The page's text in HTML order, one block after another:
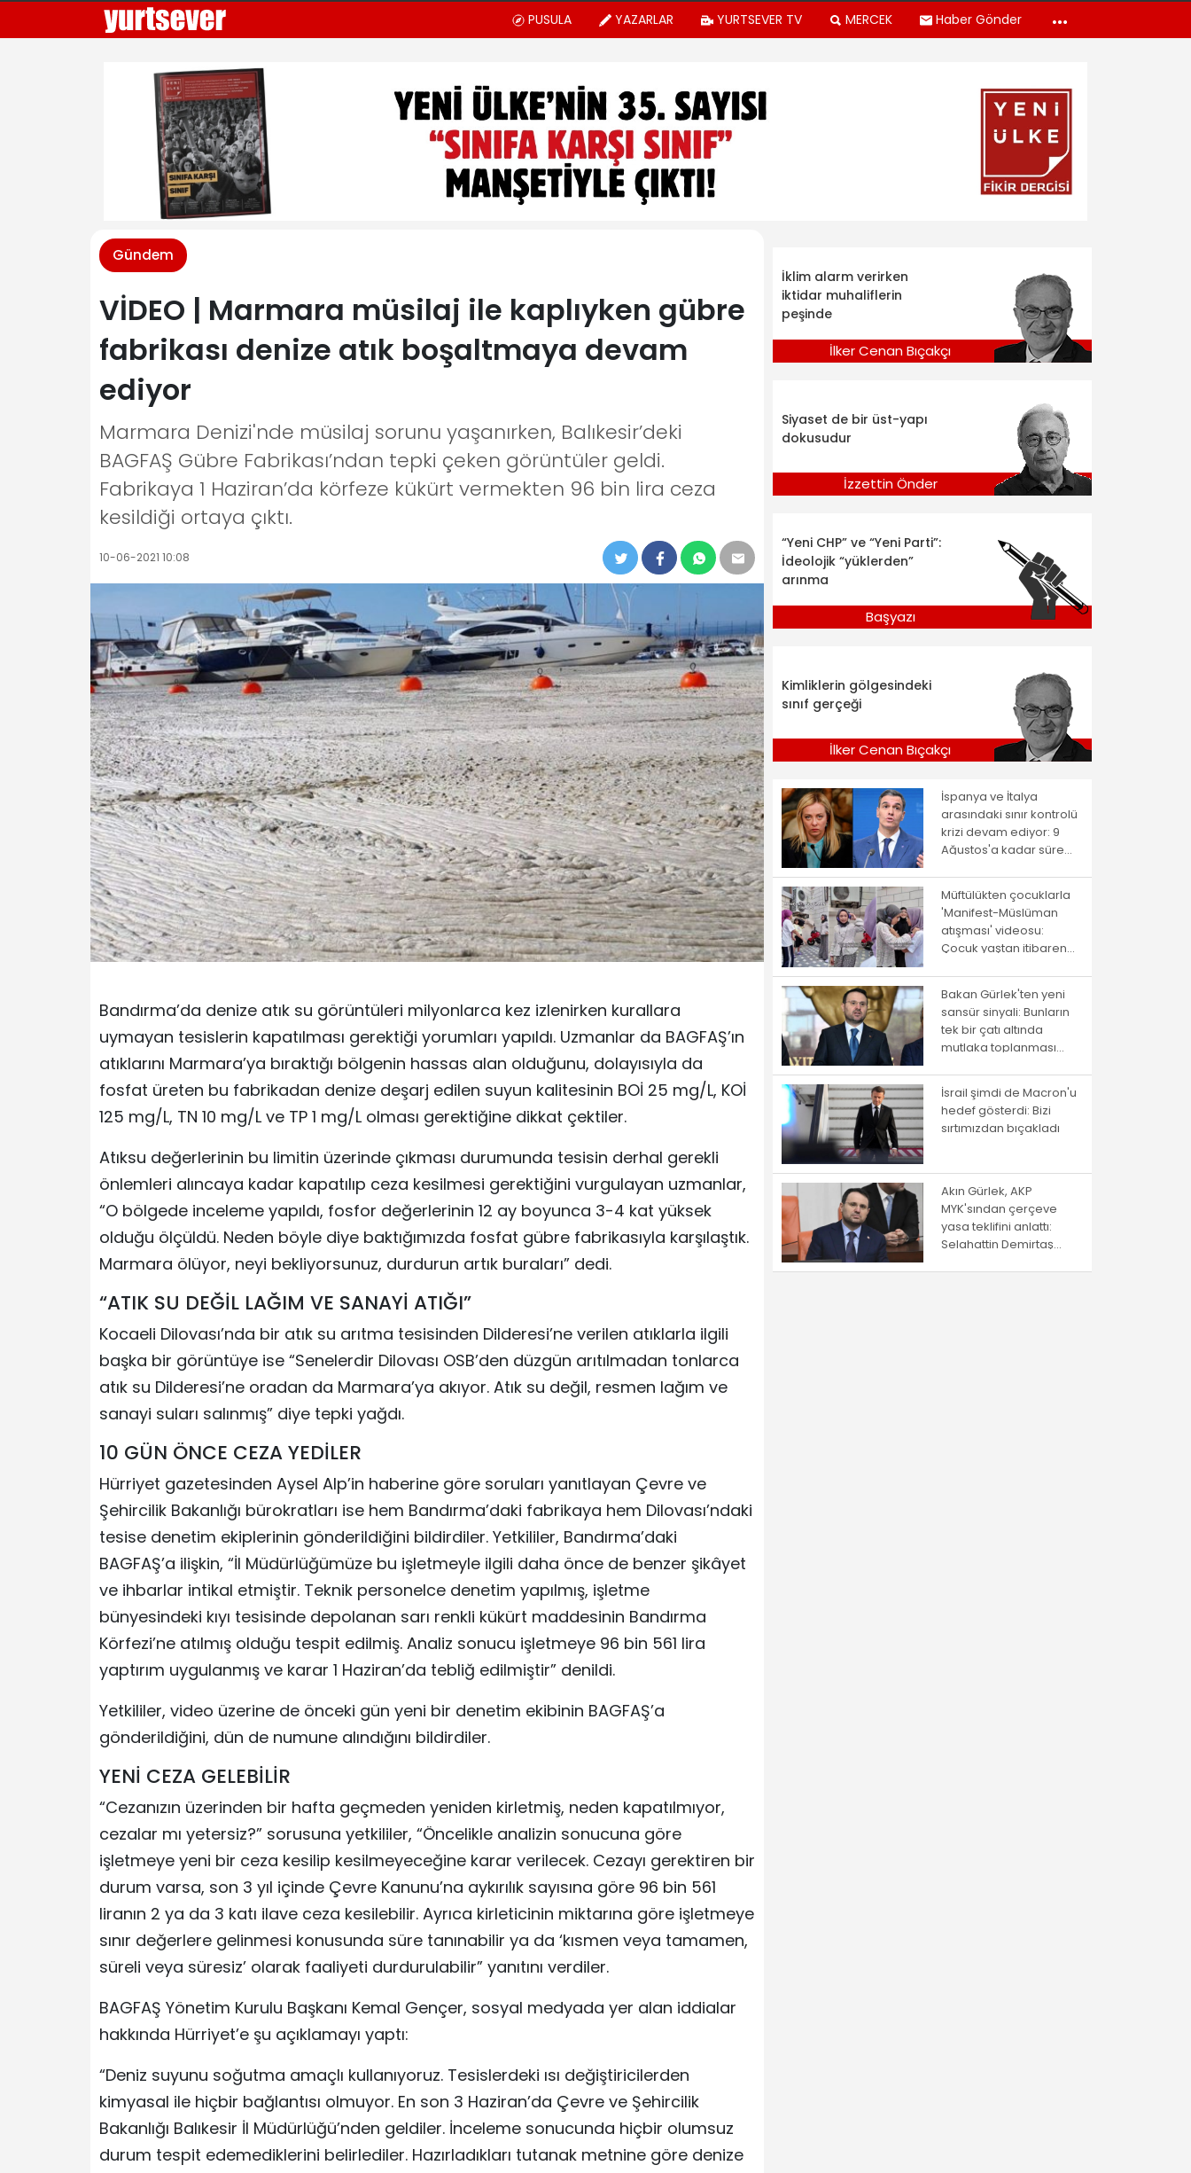
PUSULA YAZARLAR YURTSEVER TV MERCEK Haber Gönder
Gündem
VİDEO | Marmara müsilaj ile kaplıyken gübre
fabrikası denize atık boşaltmaya devam
ediyor
Marmara Denizi'nde müsilaj sorunu yaşanırken, Balıkesir’deki
BAGFAŞ Gübre Fabrikası’ndan tepki çeken görüntüler geldi.
Fabrikaya 1 Haziran’da körfeze kükürt vermekten 96 bin lira ceza
kesildiği ortaya çıktı.
10-06-2021 10:08
Bandırma’da denize atık su görüntüleri milyonlarca kez izlenirken kurallara
uymayan tesislerin kapatılması gerektiği yorumları yapıldı. Uzmanlar da BAGFAŞ’ın
atıklarını Marmara’ya bıraktığı bölgenin hassas alan olduğunu, dolayısıyla da
fosfat üreten bu fabrikadan denize deşarj edilen suyun kalitesinin BOİ 25 mg/L, KOİ
125 mg/L, TN 10 mg/L ve TP 1 mg/L olması gerektiğine dikkat çektiler.
Atıksu değerlerinin bu limitin üzerinde çıkması durumunda tesisin derhal gerekli
önlemleri alıncaya kadar kapatılıp ceza kesilmesi gerektiğini vurgulayan uzmanlar,
“O bölgede inceleme yapıldı, fosfor değerlerinin 12 ay boyunca 3-4 kat yüksek
olduğu ölçüldü. Neden böyle diye baktığımızda fosfat gübre fabrikasıyla karşılaştık.
Marmara ölüyor, neyi bekliyorsunuz, durdurun artık buraları” dedi.
“ATIK SU DEĞİL LAĞIM VE SANAYİ ATIĞI”
Kocaeli Dilovası’nda bir atık su arıtma tesisinden Dilderesi’ne verilen atıklarla ilgili
başka bir görüntüye ise “Senelerdir Dilovası OSB’den düzgün arıtılmadan tonlarca
atık su Dilderesi’ne oradan da Marmara’ya akıyor. Atık su değil, resmen lağım ve
sanayi suları salınmış” diye tepki yağdı.
10 GÜN ÖNCE CEZA YEDİLER
Hürriyet gazetesinden Aysel Alp’in haberine göre soruları yanıtlayan Çevre ve
Şehircilik Bakanlığı bürokratları ise hem Bandırma’daki fabrikaya hem Dilovası’ndaki
tesise denetim ekiplerinin gönderildiğini bildirdiler. Yetkililer, Bandırma’daki
BAGFAŞ’a ilişkin, “İl Müdürlüğümüze bu işletmeyle ilgili daha önce de benzer şikâyet
ve ihbarlar intikal etmiştir. Teknik personelce denetim yapılmış, işletme
bünyesindeki kıyı tesisinde depolanan sarı renkli kükürt maddesinin Bandırma
Körfezi’ne atılmış olduğu tespit edilmiş. Analiz sonucu işletmeye 96 bin 561 lira
yaptırım uygulanmış ve karar 1 Haziran’da tebliğ edilmiştir” denildi.
Yetkililer, video üzerine de önceki gün yeni bir denetim ekibinin BAGFAŞ’a
gönderildiğini, dün de numune alındığını bildirdiler.
YENİ CEZA GELEBİLİR
“Cezanızın üzerinden bir hafta geçmeden yeniden kirletmiş, neden kapatılmıyor,
cezalar mı yetersiz?” sorusuna yetkililer, “Öncelikle analizin sonucuna göre
işletmeye yeni bir ceza kesilip kesilmeyeceğine karar verilecek. Cezayı gerektiren bir
durum varsa, son 3 yıl içinde Çevre Kanunu’na aykırılık sayısına göre 96 bin 561
liranın 2 ya da 3 katı ilave ceza kesilebilir. Ayrıca kirleticinin miktarına göre işletmeye
sınır değerlere gelinmesi konusunda süre tanınabilir ya da ‘kısmen veya tamamen,
süreli veya süresiz’ olarak faaliyeti durdurulabilir” yanıtını verdiler.
BAGFAŞ Yönetim Kurulu Başkanı Kemal Gençer, sosyal medyada yer alan iddialar
hakkında Hürriyet’e şu açıklamayı yaptı:
“Deniz suyunu soğutma amaçlı kullanıyoruz. Tesislerdeki ısı değiştiricilerden
kimyasal ile hiçbir bağlantısı olmuyor. En son 3 Haziran’da Çevre ve Şehircilik
Bakanlığı Balıkesir İl Müdürlüğü’nden geldiler. İnceleme sonucunda hiçbir olumsuz
durum tespit edemediklerini belirlediler. Hazırladıkları tutanak metnine göre denize
İklim alarm verirken
iktidar muhaliflerin
peşinde
İlker Cenan Bıçakçı
Siyaset de bir üst-yapı
dokusudur
İzzettin Önder
“Yeni CHP” ve “Yeni Parti”:
İdeolojik “yüklerden”
arınma
Başyazı
Kimliklerin gölgesindeki
sınıf gerçeği
İlker Cenan Bıçakçı
İspanya ve İtalya
arasındaki sınır kontrolü
krizi devam ediyor: 9
Ağustos'a kadar süre
Müftülükten çocuklarla
'Manifest-Müslüman
atışması' videosu:
Çocuk yaştan itibaren
Bakan Gürlek'ten yeni
sansür sinyali: Bunların
tek bir çatı altında
mutlaka toplanması
İsrail şimdi de Macron'u
hedef gösterdi: Bizi
sırtımızdan bıçakladı
Akın Gürlek, AKP
MYK'sından çerçeve
yasa teklifini anlattı:
Selahattin Demirtaş